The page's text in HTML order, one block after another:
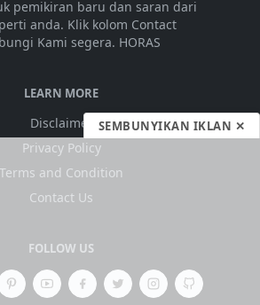
pemikiran baru dan saran dari
anda. Klik kolom Contact
Kami segera. HORAS
LEARN MORE
Disclaimer
Privacy Policy
Terms and Condition
Contact Us
FOLLOW US
SEMBUNYIKAN IKLAN ✕